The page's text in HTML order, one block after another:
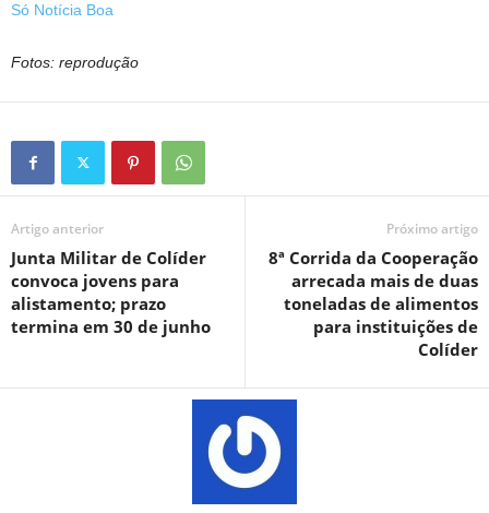
Só Notícia Boa
Fotos: reprodução
Artigo anterior
Junta Militar de Colíder
convoca jovens para
alistamento; prazo
termina em 30 de junho
Próximo artigo
8ª Corrida da Cooperação
arrecada mais de duas
toneladas de alimentos
para instituições de
Colíder